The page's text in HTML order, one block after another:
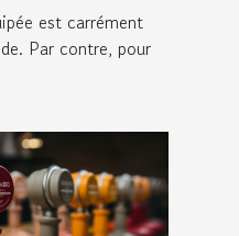
?
est carrément
Par contre, pour